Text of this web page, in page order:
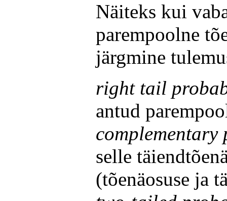
Näiteks kui
parempoolne
järgmine
right tail
antud
selle
(tõenäosuse ja